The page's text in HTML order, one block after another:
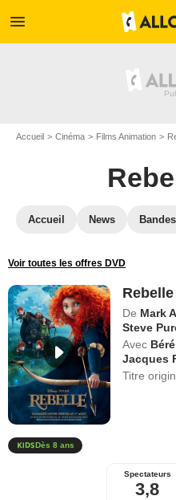
menu
Accueil Cinéma Films Animation
Accueil News
Voir toutes les offres DVD
Rebelle
De Mark
Steve
Avec
Jacques
Titre
Dès 8 ans
Spectateurs
3,8